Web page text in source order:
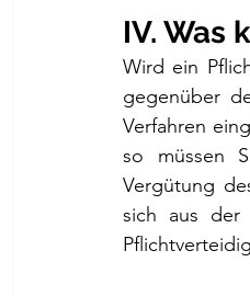
IV. Was
Wird ein
gegenüber
Verfahren
so müssen
Vergütung
sich aus der